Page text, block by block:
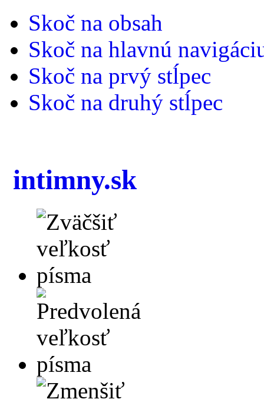
Skoč na obsah
Skoč na hlavnú
Skoč na prvý stĺpec
Skoč na druhý stĺpec
intimny.sk